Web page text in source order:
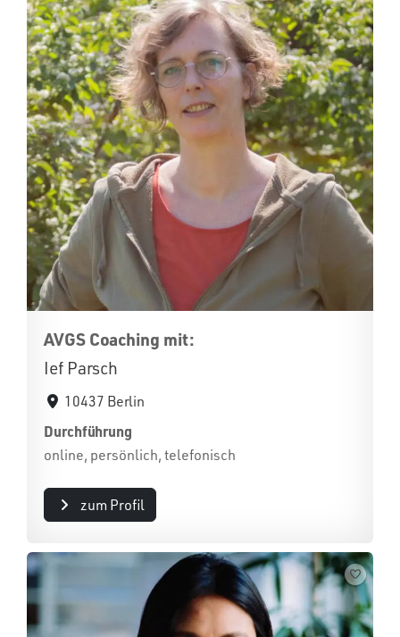
AVGS Coaching mit:
Ief Parsch
10437 Berlin
Durchführung
online, persönlich, telefonisch
zum Profil